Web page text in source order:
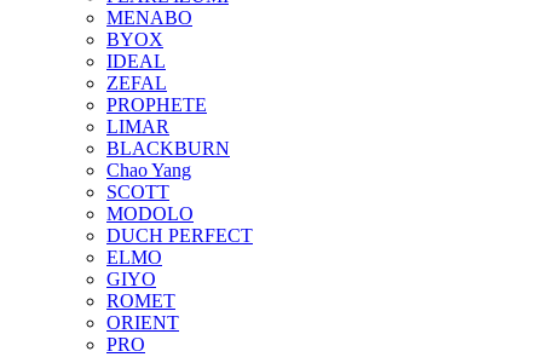
MENABO
BYOX
IDEAL
ZEFAL
PROPHETE
LIMAR
BLACKBURN
Chao Yang
SCOTT
MODOLO
DUCH PERFECT
ELMO
GIYO
ROMET
ORIENT
PRO